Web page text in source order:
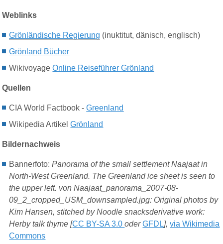
Weblinks
Grönländische Regierung (inuktitut, dänisch, englisch)
Grönland Bücher
WikivoyageOnline Reiseführer Grönland
Quellen
CIA World Factbook -Greenland
Wikipedia ArtikelGrönland
Bildernachweis
Bannerfoto: Panorama of the small settlement Naajaat in
North-West Greenland. The Greenland ice sheet is seen to
the upper left. von Naajaat_panorama_2007-08-
09_2_cropped_USM_downsampled.jpg: Original photos by
Kim Hansen, stitched by Noodle snacksderivative work:
Herby talk thyme [CC BY-SA 3.0oderGFDL],via Wikimedia
Commons